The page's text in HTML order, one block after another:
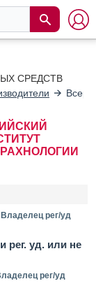
СРЕДСТВ
Владелец рег/уд
рег. уд. или не
рег/уд